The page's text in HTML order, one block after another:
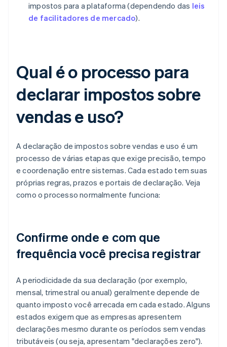
impostos para a plataforma (dependendo das leis
de facilitadores de mercado).
Qual é o processo para
declarar impostos sobre
vendas e uso?
A declaração de impostos sobre vendas e uso é um
processo de várias etapas que exige precisão, tempo
e coordenação entre sistemas. Cada estado tem suas
próprias regras, prazos e portais de declaração. Veja
como o processo normalmente funciona:
Confirme onde e com que
frequência você precisa registrar
A periodicidade da sua declaração (por exemplo,
mensal, trimestral ou anual) geralmente depende de
quanto imposto você arrecada em cada estado. Alguns
estados exigem que as empresas apresentem
declarações mesmo durante os períodos sem vendas
tributáveis (ou seja, apresentam "declarações zero").